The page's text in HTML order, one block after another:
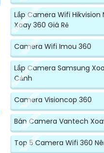
Lắp Camera Wifi Hikvision
Xoay 360 Giá Rẻ
Camera Wifi Imou 360
Lắp Camera Samsung
Cảnh
Camera Visioncop 360
Bán Camera Vantech
Top 5 Camera Wifi 360